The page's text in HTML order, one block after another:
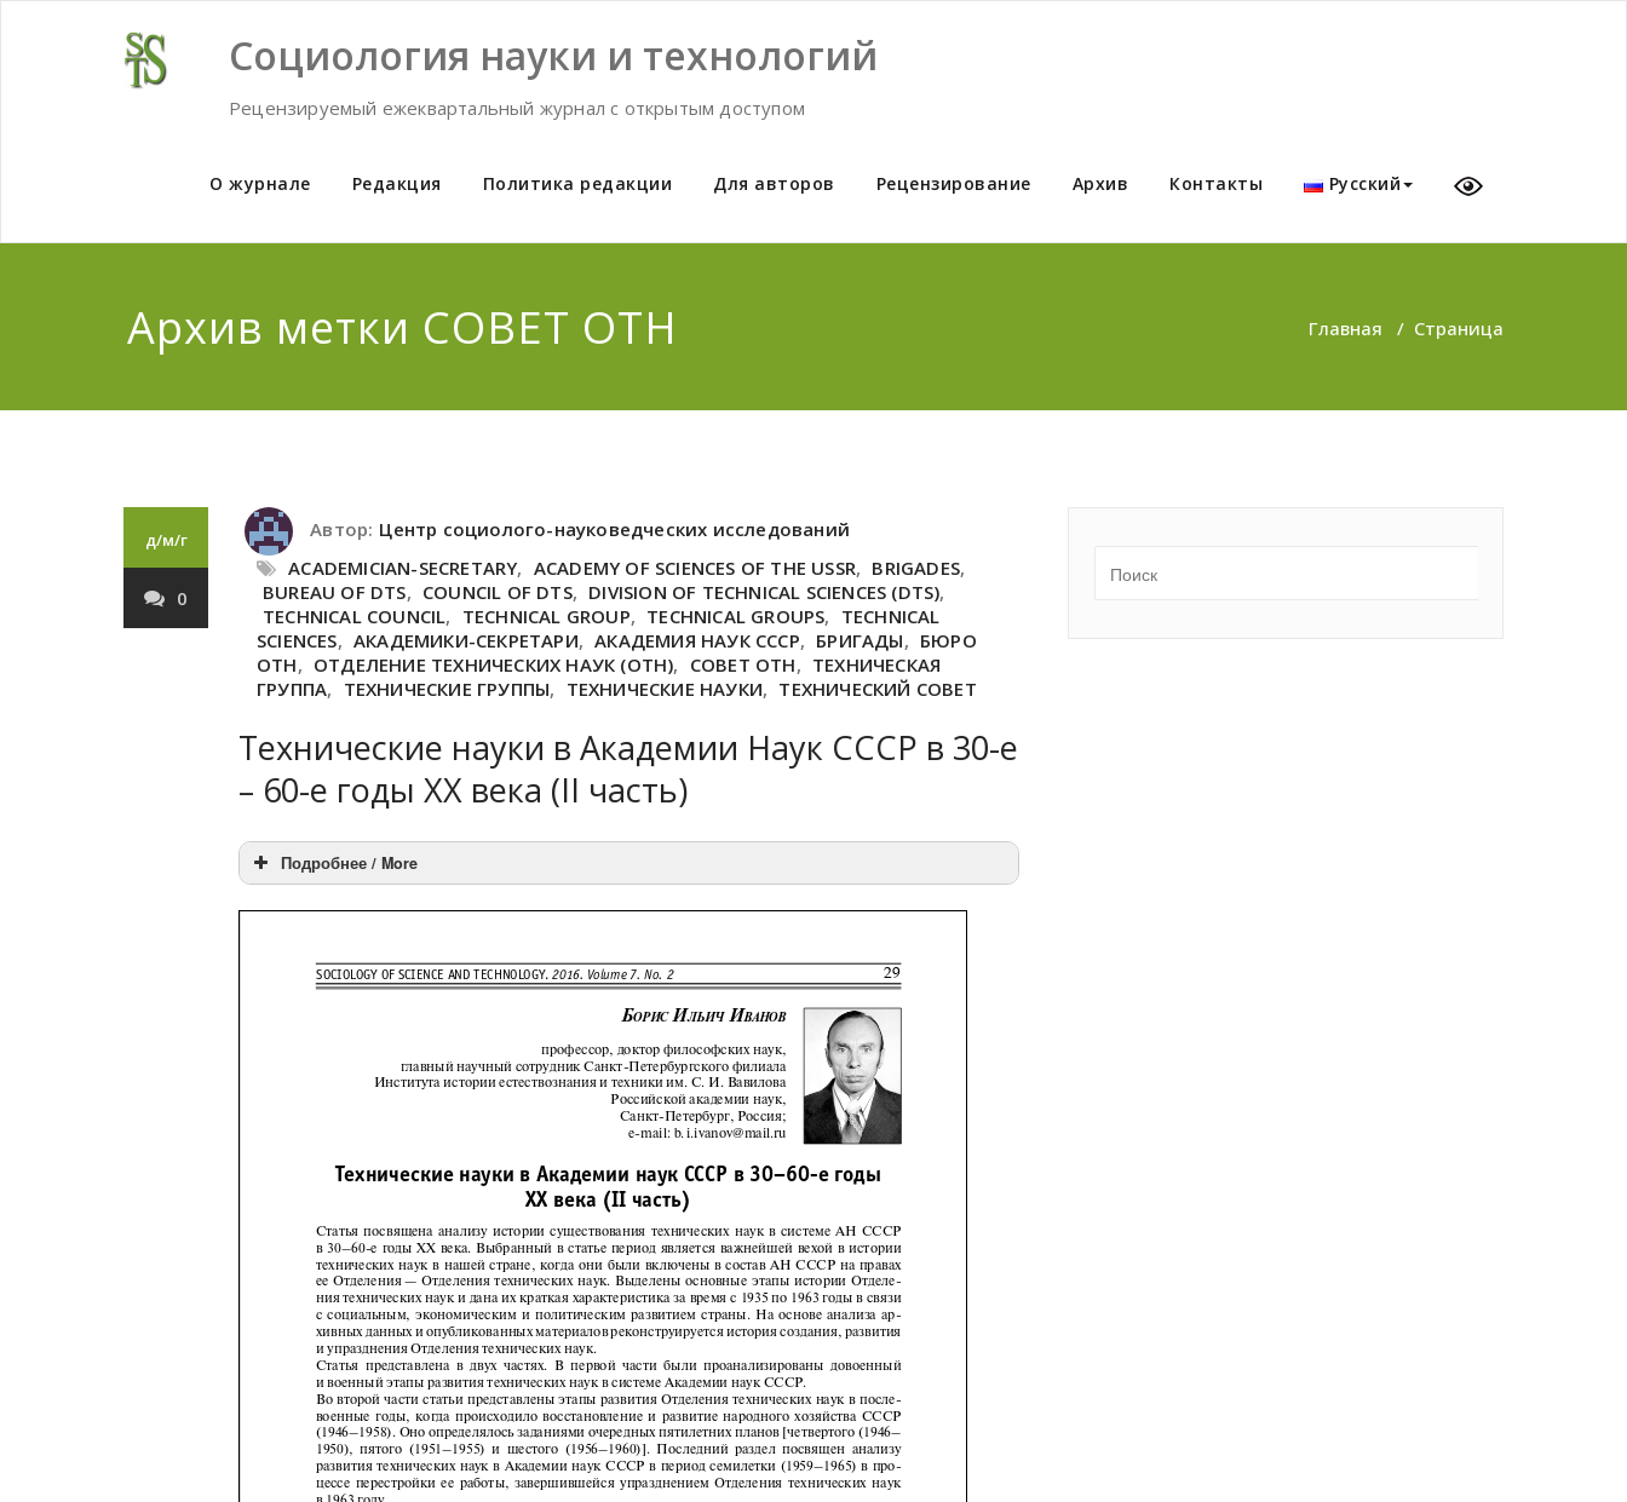
Социология науки и технологий
Рецензируемый ежеквартальный журнал с открытым доступом
О журнале Редакция Политика редакции Для авторов Рецензирование Архив Контакты Русский
Архив метки СОВЕТ ОТН Главная / Страница
д/м/г
0
Автор: Центр социолого-науковедческих исследований
ACADEMICIAN-SECRETARY, ACADEMY OF SCIENCES OF THE USSR, BRIGADES,
BUREAU OF DTS, COUNCIL OF DTS, DIVISION OF TECHNICAL SCIENCES (DTS),
TECHNICAL COUNCIL, TECHNICAL GROUP, TECHNICAL GROUPS, TECHNICAL
SCIENCES, АКАДЕМИКИ-СЕКРЕТАРИ, АКАДЕМИЯ НАУК СССР, БРИГАДЫ, БЮРО
ОТН, ОТДЕЛЕНИЕ ТЕХНИЧЕСКИХ НАУК (ОТН), СОВЕТ ОТН, ТЕХНИЧЕСКАЯ
ГРУППА, ТЕХНИЧЕСКИЕ ГРУППЫ, ТЕХНИЧЕСКИЕ НАУКИ, ТЕХНИЧЕСКИЙ СОВЕТ
Технические науки в Академии Наук СССР в 30-е
– 60-е годы XX века (II часть)
Подробнее / More